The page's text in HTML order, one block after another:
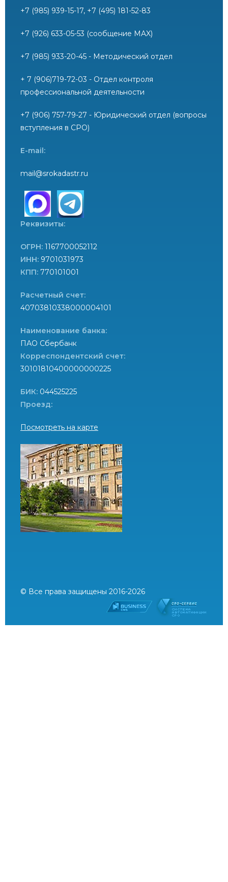
+7 (985) 939-15-17, +7 (495) 181-52-83
+7 (926) 633-05-53 (сообщение MAX)
+7 (985) 933-20-45 - Методический отдел
+ 7 (906)719-72-03 - Отдел контроля
профессиональной деятельности
+7 (906) 757-79-27 - Юридический отдел (вопросы
вступления в СРО)
E-mail:
mail@srokadastr.ru
Реквизиты:
ОГРН: 1167700052112
ИНН: 9701031973
КПП: 770101001
Расчетный счет:
40703810338000004101
Наименование банка:
ПАО Сбербанк
Корреспондентский счет:
30101810400000000225
БИК: 044525225
Проезд:
Посмотреть на карте
© Все права защищены 2016-2026